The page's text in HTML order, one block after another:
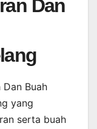
Dan
Buah
yang
serta buah